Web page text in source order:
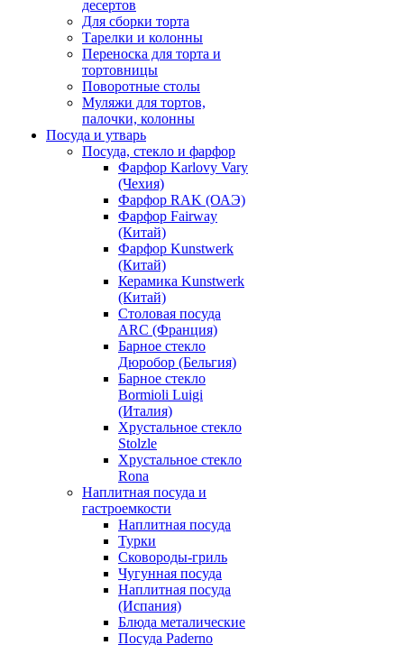
десертов
Для сборки торта
Тарелки и колонны
Переноска для торта и
тортовницы
Поворотные столы
Муляжи для тортов,
палочки, колонны
Посуда и утварь
Посуда, стекло и фарфор
Фарфор Karlovy Vary
(Чехия)
Фарфор RAK (ОАЭ)
Фарфор Fairway
(Китай)
Фарфор Kunstwerk
(Китай)
Керамика Kunstwerk
(Китай)
Столовая посуда
ARC (Франция)
Барное стекло
Дюробор (Бельгия)
Барное стекло
Bormioli Luigi
(Италия)
Хрустальное стекло
Stolzle
Хрустальное стекло
Rona
Наплитная посуда и
гастроемкости
Наплитная посуда
Турки
Сковороды-гриль
Чугунная посуда
Наплитная посуда
(Испания)
Блюда металические
Посуда Paderno